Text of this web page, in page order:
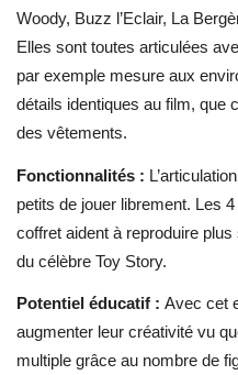
Woody, Buzz l’Eclair, La
Elles sont toutes articulées
par exemple mesure aux
détails identiques au film, que
des vêtements.
Fonctionnalités :
petits de jouer librement. Les
coffret aident à reproduire
du célèbre Toy Story.
Potentiel éducatif : Avec cet
augmenter leur créativité vu
multiple grâce au nombre de